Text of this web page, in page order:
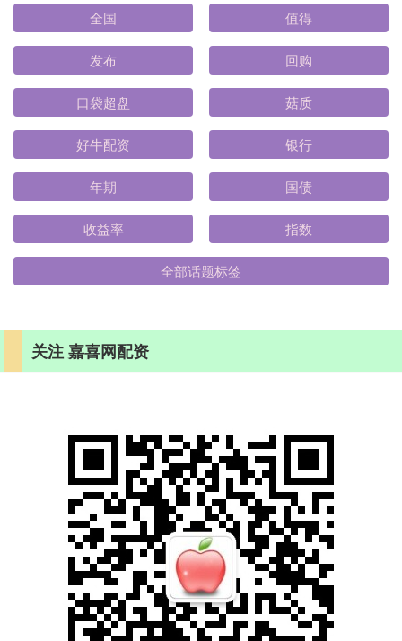
全国 值得
发布 回购
口袋超盘 菇质
好牛配资 银行
年期 国债
收益率 指数
全部话题标签
关注 嘉喜网配资